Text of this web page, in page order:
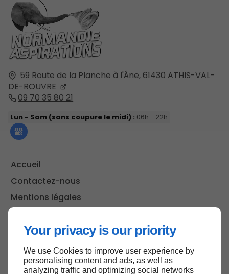
Your privacy is our priority
We use Cookies to improve user experience by
personalising content and ads, as well as
analyzing traffic and optimizing social networks
59 Route de la Planche à l'Âne, 61430 ATHIS-VAL-
DE-ROUVRE
09 70 35 80 21
Lun - Sam (sans coupure le midi) : 06h - 22h
Accueil
Contactez-nous
Mentions légales
Haut de page